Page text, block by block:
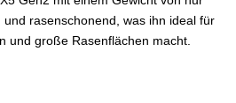
rasenschonend, was ihn ideal für
und große Rasenflächen macht.